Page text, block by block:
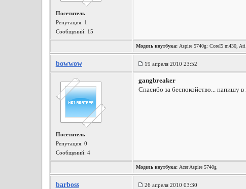
Посетитель
Репутация: 1
Сообщений: 15
Модель ноутбука:Aspire 5740g: CoreI5 m430,
bowwow 19 апреля 2010 23:52
Посетитель
Репутация: 0
Сообщений: 4
gangbreaker
Спасибо за беспокойство... напишу
Модель ноутбука:Acer Aspire 5740g
barboss 26 апреля 2010 03:30